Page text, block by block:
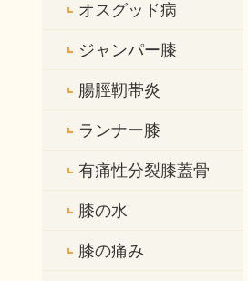
オスグッド病
ジャンパー膝
腸脛靭帯炎
ランナー膝
有痛性分裂膝蓋骨
膝の水
膝の痛み